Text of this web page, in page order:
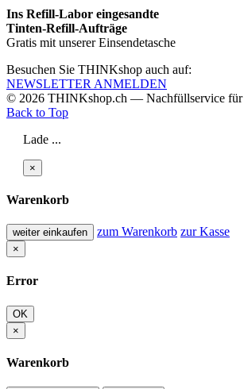
Ins Refill-Labor eingesandte
Tinten-Refill-Aufträge
Gratis mit unserer Einsendetasche
Besuchen Sie THINKshop auch auf:
NEWSLETTER ANMELDEN
© 2026 THINKshop.ch — Nachfüllservice für
Back to Top
Lade ...
×
Warenkorb
weiter einkaufen zum Warenkorb zur Kasse
×
Error
OK
×
Warenkorb